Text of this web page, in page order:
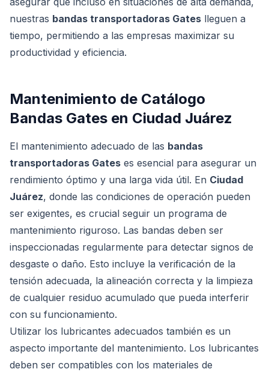
nuestras bandas transportadoras Gates lleguen a
tiempo, permitiendo a las empresas maximizar su
productividad y eficiencia.
Mantenimiento de Catálogo
Bandas Gates en Ciudad Juárez
El mantenimiento adecuado de las bandas
transportadoras Gates es esencial para asegurar un
rendimiento óptimo y una larga vida útil. En Ciudad
Juárez, donde las condiciones de operación pueden
ser exigentes, es crucial seguir un programa de
mantenimiento riguroso. Las bandas deben ser
inspeccionadas regularmente para detectar signos de
desgaste o daño. Esto incluye la verificación de la
tensión adecuada, la alineación correcta y la limpieza
de cualquier residuo acumulado que pueda interferir
con su funcionamiento.
Utilizar los lubricantes adecuados también es un
aspecto importante del mantenimiento. Los lubricantes
deben ser compatibles con los materiales de